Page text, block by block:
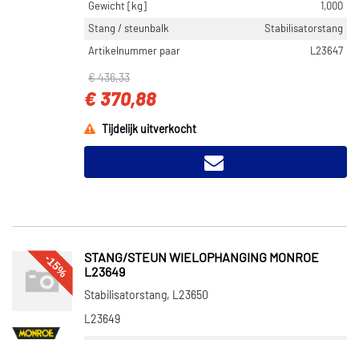
Gewicht [kg]
1,000
Stang / steunbalk
Stabilisatorstang
Artikelnummer paar
L23647
€ 436,33
€ 370,88
Tijdelijk uitverkocht
-15%
STANG/STEUN WIELOPHANGING MONROE
L23649
Stabilisatorstang, L23650
L23649